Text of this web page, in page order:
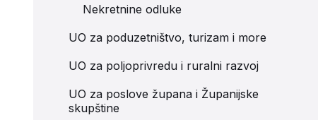
Nekretnine odluke
UO za poduzetništvo, turizam i more
UO za poljoprivredu i ruralni razvoj
UO za poslove župana i Županijske
skupštine